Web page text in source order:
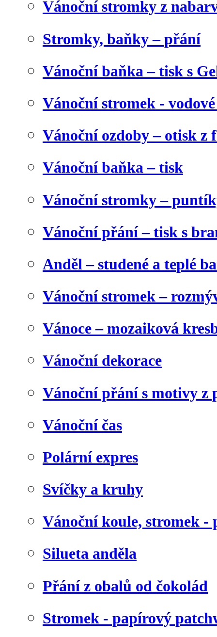
Vánoční stromky z
Stromky, baňky – přání
Vánoční baňka – tisk s
Vánoční stromek -
Vánoční ozdoby – otisk z
Vánoční baňka – tisk
Vánoční stromky –
Vánoční přání – tisk s
Anděl – studené a teplé
Vánoční stromek –
Vánoce – mozaiková
Vánoční dekorace
Vánoční přání s motivy z
Vánoční čas
Polární expres
Svíčky a kruhy
Vánoční koule, stromek -
Silueta anděla
Přání z obalů od čokolád
Stromek - papírový